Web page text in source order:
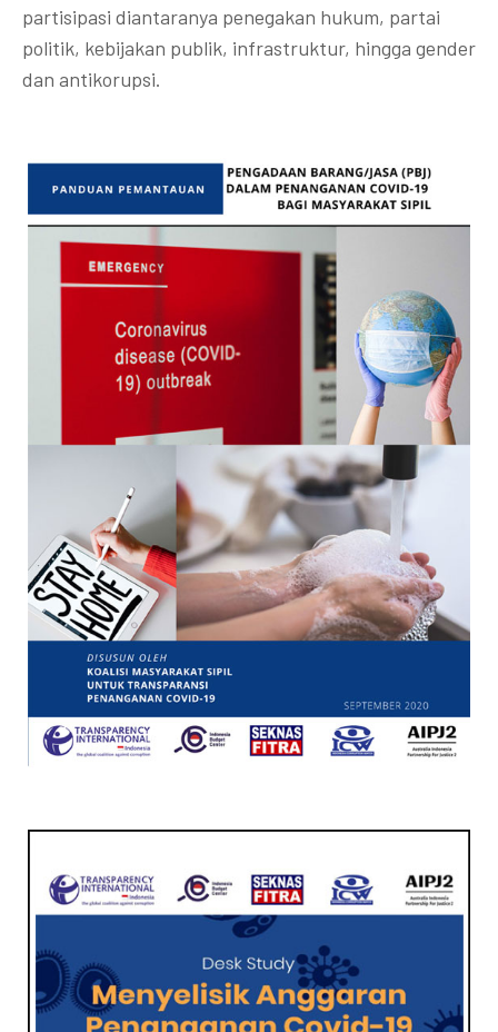
partisipasi diantaranya penegakan hukum, partai
politik, kebijakan publik, infrastruktur, hingga gender
dan antikorupsi.